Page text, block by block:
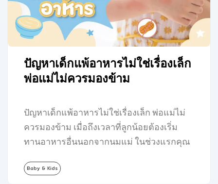
ปัญหาเด็กแพ้อาหารไม่ใช่เรื่องเล็ก
พ่อแม่ไม่ควรมองข้าม
ปัญหาเด็กแพ้อาหารไม่ใช่เรื่องเล็ก พ่อแม่ไม่
ควรมองข้าม เมื่อถึงเวลาที่ลูกน้อยต้องเริ่ม
ทานอาหารอื่นนอกจากนมแม่ ในช่วงแรกคุณ
เปลี่ยนแปลง…
Baby & Kids